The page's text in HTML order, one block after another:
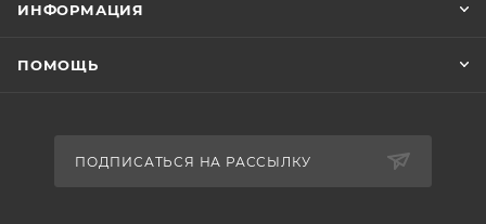
ИНФОРМАЦИЯ
ПОМОЩЬ
ПОДПИСАТЬСЯ НА РАССЫЛКУ